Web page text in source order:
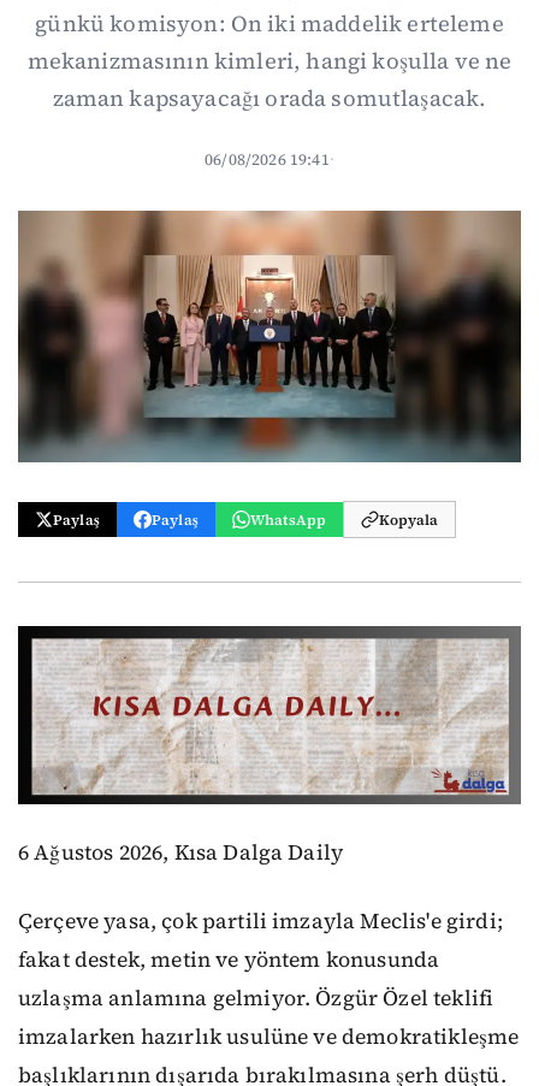
günkü komisyon: On iki maddelik erteleme
mekanizmasının kimleri, hangi koşulla ve ne
zaman kapsayacağı orada somutlaşacak.
06/08/2026 19:41·
Paylaş Paylaş WhatsApp Kopyala
6 Ağustos 2026, Kısa Dalga Daily
Çerçeve yasa, çok partili imzayla Meclis'e girdi;
fakat destek, metin ve yöntem konusunda
uzlaşma anlamına gelmiyor. Özgür Özel teklifi
imzalarken hazırlık usulüne ve demokratikleşme
başlıklarının dışarıda bırakılmasına şerh düştü.